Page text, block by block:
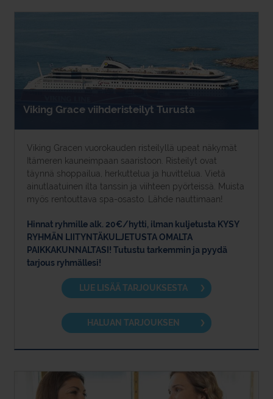
Viking Grace viihderisteilyt Turusta
Viking Gracen vuorokauden risteilyllä upeat näkymät
Itämeren kauneimpaan saaristoon. Risteilyt ovat
täynnä shoppailua, herkuttelua ja huvittelua. Vietä
ainutlaatuinen ilta tanssin ja viihteen pyörteissä. Muista
myös rentouttava spa-osasto. Lähde nauttimaan!
Hinnat ryhmille alk. 20€/hytti, ilman kuljetusta KYSY
RYHMÄN LIITYNTÄKULJETUSTA OMALTA
PAIKKAKUNNALTASI! Tutustu tarkemmin ja pyydä
tarjous ryhmällesi!
LUE LISÄÄ TARJOUKSESTA
HALUAN TARJOUKSEN